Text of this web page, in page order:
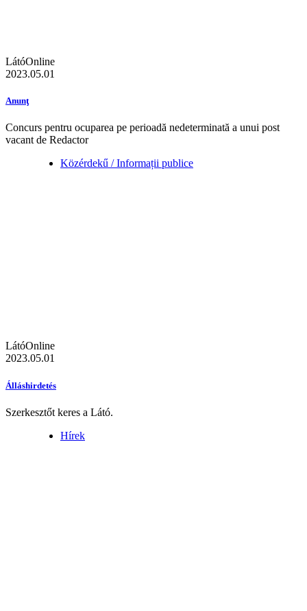
LátóOnline
2023.05.01
Anunţ
Concurs pentru ocuparea pe perioadă nedeterminată a unui post
vacant de Redactor
Közérdekű / Informații publice
LátóOnline
2023.05.01
Álláshirdetés
Szerkesztőt keres a Látó.
Hírek